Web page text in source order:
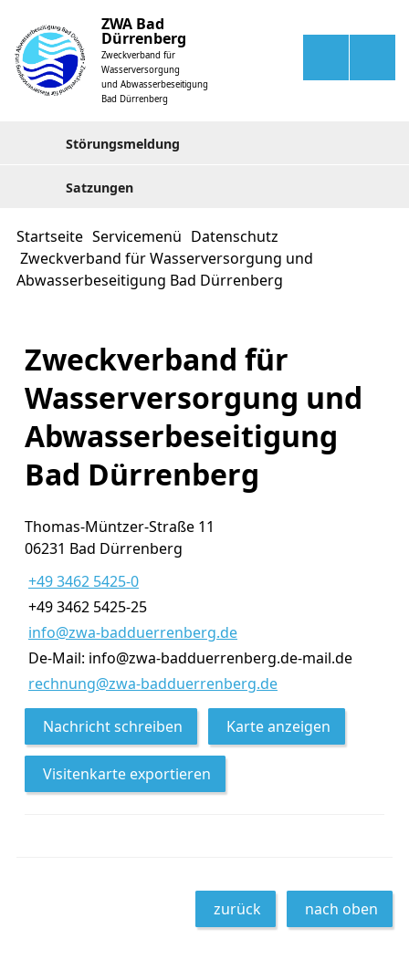
ZWA Bad
Dürrenberg
Zweckverband für
Wasserversorgung
und Abwasserbeseitigung
Bad Dürrenberg
Störungsmeldung
Satzungen
Startseite Servicemenü Datenschutz
Zweckverband für Wasserversorgung und
Abwasserbeseitigung Bad Dürrenberg
Zweckverband für
Wasserversorgung und
Abwasserbeseitigung
Bad Dürrenberg
Thomas-Müntzer-Straße 11
06231 Bad Dürrenberg
+49 3462 5425-0
+49 3462 5425-25
info@zwa-badduerrenberg.de
De-Mail: info@zwa-badduerrenberg.de-mail.de
rechnung@zwa-badduerrenberg.de
Nachricht schreiben Karte anzeigen
Visitenkarte exportieren
zurück nach oben